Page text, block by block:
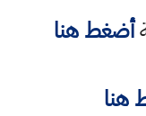
أضغط هنا
هنا